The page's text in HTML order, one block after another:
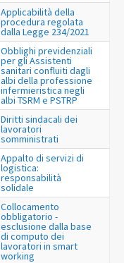
Applicabilità della
procedura regolata
dalla Legge 234/2021
Obblighi previdenziali
per gli Assistenti
sanitari confluiti dagli
albi della professione
infermieristica negli
albi TSRM e PSTRP
Diritti sindacali dei
lavoratori
somministrati
Appalto di servizi di
logistica:
responsabilità
solidale
Collocamento
obbligatorio -
esclusione dalla base
di computo dei
lavoratori in smart
working